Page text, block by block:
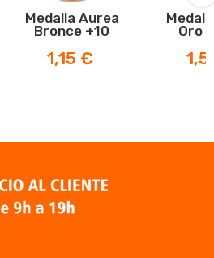
Medalla Aurea
Bronce +10
Precio
1,15 €
Oro
›